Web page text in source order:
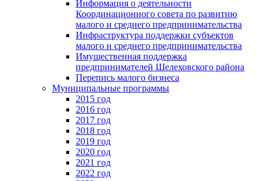
Информация о деятельности
Координационного совета по развитию
малого и среднего предпринимательства
Инфраструктура поддержки субъектов
малого и среднего предпринимательства
Имущественная поддержка
предпринимателей Шелеховского района
Перепись малого бизнеса
Муниципальные программы
2015 год
2016 год
2017 год
2018 год
2019 год
2020 год
2021 год
2022 год